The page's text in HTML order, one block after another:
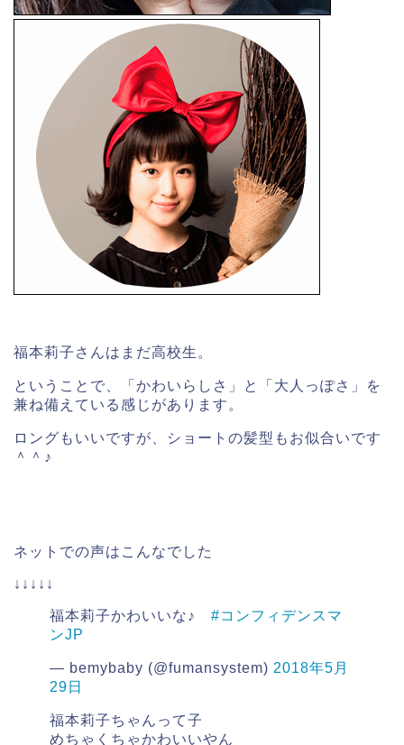
福本莉子さんはまだ高校生。
ということで、「かわいらしさ」と「大人っぽさ」を
兼ね備えている感じがあります。
ロングもいいですが、ショートの髪型もお似合いです
＾＾♪
ネットでの声はこんなでした
↓↓↓↓↓
福本莉子かわいいな♪ #コンフィデンスマ
ンJP
— bemybaby (@fumansystem) 2018年5月
29日
福本莉子ちゃんって子
めちゃくちゃかわいいやん